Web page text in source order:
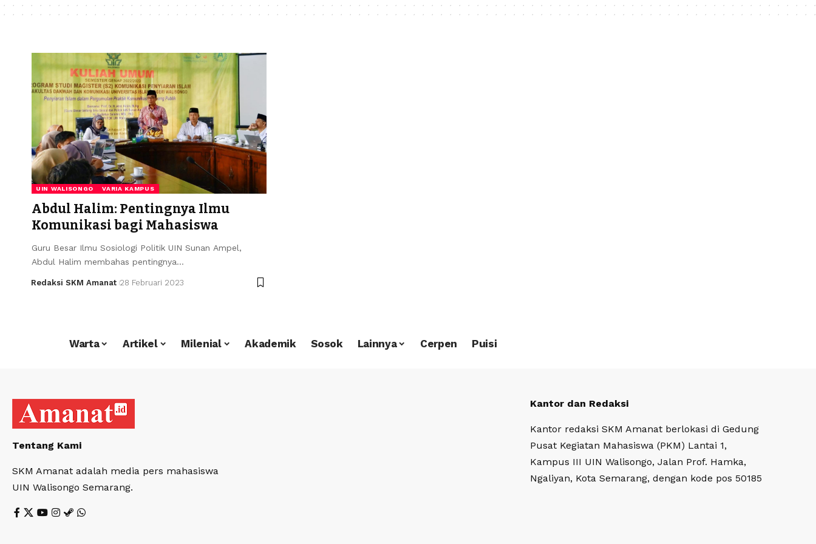
UIN WALISONGO VARIA KAMPUS
Abdul Halim: Pentingnya Ilmu
Komunikasi bagi Mahasiswa
Guru Besar Ilmu Sosiologi Politik UIN Sunan Ampel,
Abdul Halim membahas pentingnya…
Redaksi SKM Amanat 28 Februari 2023
Warta Artikel Milenial Akademik Sosok Lainnya Cerpen Puisi
Tentang Kami
SKM Amanat adalah media pers mahasiswa
UIN Walisongo Semarang.
Kantor dan Redaksi
Kantor redaksi SKM Amanat berlokasi di Gedung
Pusat Kegiatan Mahasiswa (PKM) Lantai 1,
Kampus III UIN Walisongo, Jalan Prof. Hamka,
Ngaliyan, Kota Semarang, dengan kode pos 50185